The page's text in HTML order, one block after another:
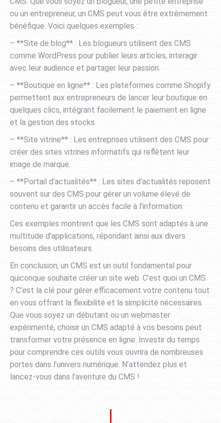
ou un entrepreneur, un CMS peut vous être extrêmement
bénéfique. Voici quelques exemples :
– **Site de blog** : Les blogueurs utilisent des CMS
comme WordPress pour publier leurs articles, interagir
avec leur audience et partager leur passion.
– **Boutique en ligne** : Les plateformes comme Shopify
permettent aux entrepreneurs de lancer leur boutique en
quelques clics, intégrant facilement le paiement en ligne
et la gestion des stocks.
– **Site vitrine** : Les entreprises utilisent des CMS pour
créer des sites vitrines informatifs qui reflètent leur
image de marque.
– **Portail d’actualités** : Les sites d’actualités reposent
souvent sur des CMS pour gérer un volume élevé de
contenu et garantir un accès facile à l’information.
Ces exemples montrent que les CMS sont adaptés à une
multitude d’applications, répondant ainsi aux divers
besoins des utilisateurs.
En conclusion, un CMS est un outil fondamental pour
quiconque souhaite créer un site web. C’est quoi un CMS
? C’est la clé pour gérer efficacement votre contenu tout
en vous offrant la flexibilité et la simplicité nécessaires.
Que vous soyez un débutant ou un webmaster
expérimenté, choisir un CMS adapté à vos besoins peut
transformer votre présence en ligne. Investir du temps
pour comprendre ces outils vous ouvrira de nombreuses
portes dans l’univers numérique. N’attendez plus et
lancez-vous dans l’aventure du CMS !